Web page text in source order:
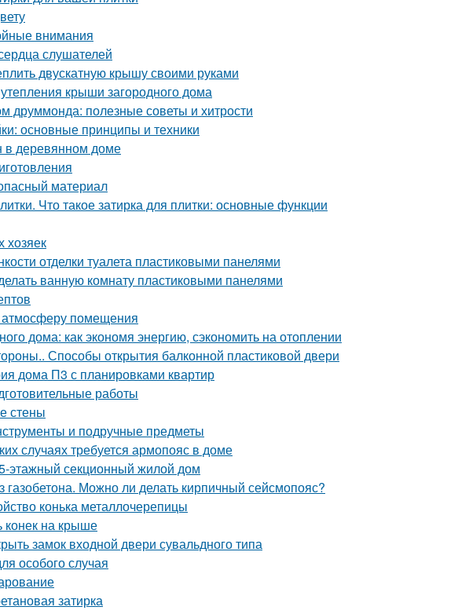
внимания
слушателей
двускатную крышу своими руками
крыши загородного дома
друммонда: полезные советы и хитрости
основные принципы и техники
в деревянном доме
материал
Что такое затирка для плитки: основные функции
хозяек
отделки туалета пластиковыми панелями
ванную комнату пластиковыми панелями
помещения
дома: как экономя энергию, сэкономить на отоплении
Способы открытия балконной пластиковой двери
дома П3 с планировками квартир
работы
стены
и подручные предметы
случаях требуется армопояс в доме
этажный секционный жилой дом
газобетона. Можно ли делать кирпичный сейсмопояс?
конька металлочерепицы
конек на крыше
замок входной двери сувальдного типа
особого случая
затирка